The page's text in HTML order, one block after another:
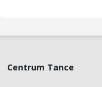
Centrum Tance